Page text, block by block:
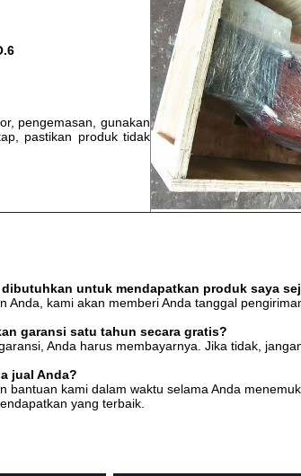
pengemasan, gunakan
pastikan produk tidak
untuk mendapatkan produk saya
Anda, kami akan memberi Anda tanggal
garansi satu tahun secara gratis?
Anda harus membayarnya. Jika tidak,
jual Anda?
bantuan kami dalam waktu selama Anda
yang terbaik.